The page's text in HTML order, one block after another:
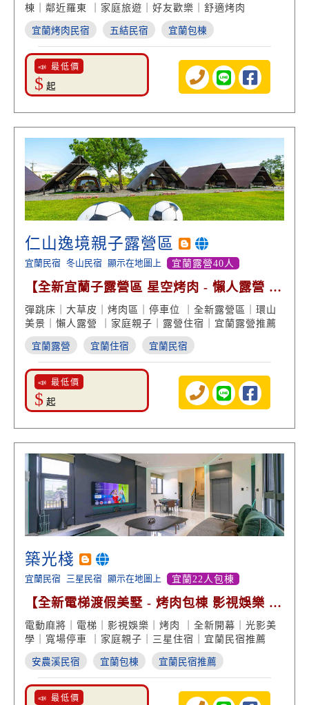
棟｜鄰近羅東 ｜家庭旅遊｜好友歡樂｜舒適烤肉
宜蘭烤肉民宿 五結民宿 宜蘭包棟
📣 最低價
$ 起
仁山逸境親子露營區
宜蘭民宿 冬山民宿 顯示在地圖上 宜蘭露營40人
【全新宜蘭子露營區 星空烤肉 - 懶人露營 大
小團體活動】
彈跳床｜大草皮｜烤肉區｜停車位 ｜全新露營區｜環山
美景｜懶人露營 ｜家庭親子｜露營住宿｜宜蘭露營推薦
宜蘭露營 宜蘭住宿 宜蘭民宿
📣 最低價
$ 起
築光棧
宜蘭民宿 三星民宿 顯示在地圖上 宜蘭22人包棟
【全新電梯渡假美墅 - 烤肉包棟 影視娛樂 專
屬停車】
電動麻將｜電梯｜影視娛樂｜烤肉 ｜全新開幕｜光影美
學｜寬場停車 ｜家庭親子｜三星住宿｜宜蘭民宿推薦
安農溪民宿 宜蘭包棟 宜蘭民宿推薦
📣 最低價